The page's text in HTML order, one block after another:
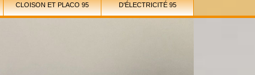
CLOISON ET PLACO 95
D'ÉLECTRICITÉ 95